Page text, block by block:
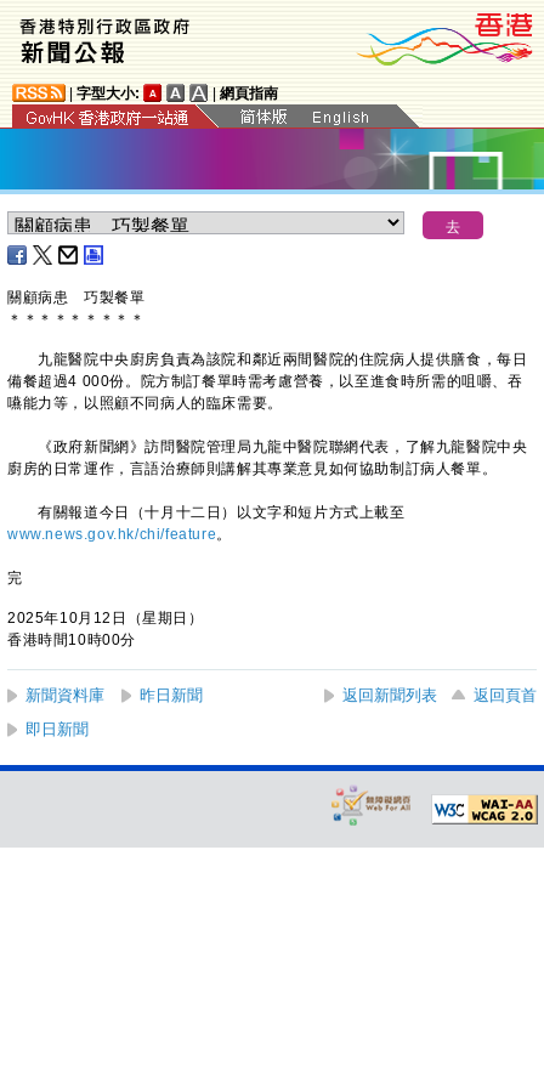
字型大小: 網頁指南
​關顧病患 巧製餐單
＊ ＊ ＊ ＊ ＊ ＊ ＊ ＊ ＊
九龍醫院中央廚房負責為該院和鄰近兩間醫院的住院病人提供膳食，每日
備餐超過4 000份。院方制訂餐單時需考慮營養，以至進食時所需的咀嚼、吞
嚥能力等，以照顧不同病人的臨床需要。
《政府新聞網》訪問醫院管理局九龍中醫院聯網代表，了解九龍醫院中央
廚房的日常運作，言語治療師則講解其專業意見如何協助制訂病人餐單。
有關報道今日（十月十二日）以文字和短片方式上載至
www.news.gov.hk/chi/feature。
完
2025年10月12日（星期日）
香港時間10時00分
新聞資料庫 昨日新聞 返回新聞列表
返回頁首
即日新聞